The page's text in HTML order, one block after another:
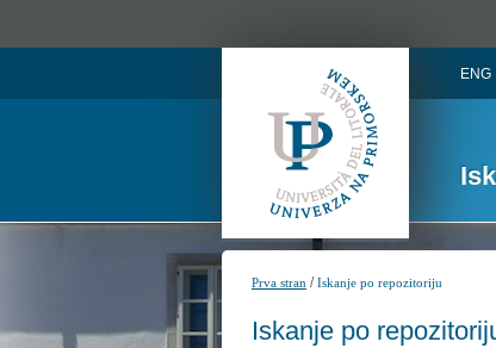
ENG
Prva stran /Iskanje po repozitoriju
Iskanje po